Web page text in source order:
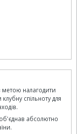
метою налагодити
спільноту для
абсолютно